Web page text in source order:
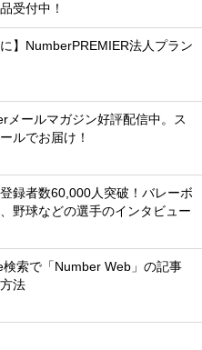
受付中！
】NumberPREMIER法人プラン
メールマガジン好評配信中。ス
ルでお届け！
録者数60,000人突破！バレーボ
野球などの選手のインタビュー
検索で「Number Web」の記事
法